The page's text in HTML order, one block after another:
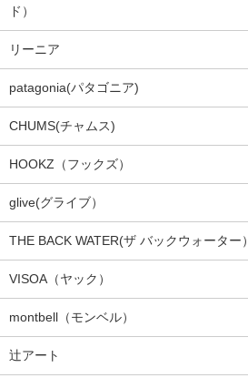
ド）
リーニア
patagonia(パタゴニア)
CHUMS(チャムス)
HOOKZ（フックズ）
glive(グライブ）
THE BACK WATER(ザ バックウォーター）
VISOA（ヤック）
montbell（モンベル）
辻アート